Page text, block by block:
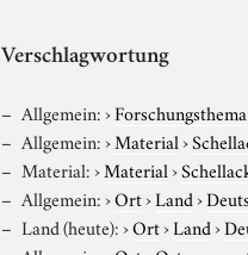
Verschlagwortung
Allgemein:›Forschungsthema
Allgemein:›Material›
Material:›Material›
Allgemein:›Ort›Land›
Land (heute):›Ort›Land›